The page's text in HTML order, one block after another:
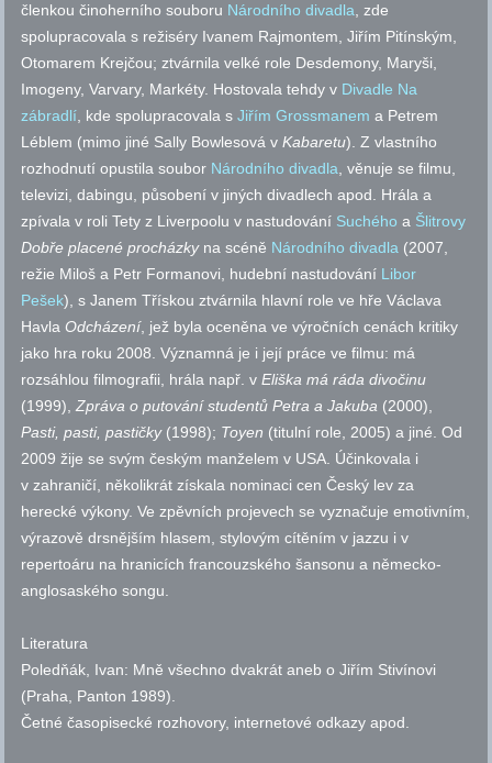
členkou činoherního souboru Národního divadla, zde
spolupracovala s režiséry Ivanem Rajmontem, Jiřím Pitínským,
Otomarem Krejčou; ztvárnila velké role Desdemony, Maryši,
Imogeny, Varvary, Markéty. Hostovala tehdy v Divadle Na
zábradlí, kde spolupracovala sJiřím Grossmanem a Petrem
Léblem (mimo jiné Sally Bowlesová vKabaretu). Z vlastního
rozhodnutí opustila soubor Národního divadla, věnuje se filmu,
televizi, dabingu, působení v jiných divadlechapod. Hrála a
zpívala v roli Tety z Liverpoolu v nastudování Suchého a Šlitrovy
Dobře placené procházkyna scéně Národního divadla (2007,
režie Miloš a Petr Formanovi, hudební nastudování Libor
Pešek), s Janem Třískou ztvárnila hlavní role ve hře Václava
Havla Odcházení, jež byla oceněna ve výročních cenách kritiky
jako hra roku 2008. Významná je i její práce ve filmu: má
rozsáhlou filmografii, hrála např. vEliška má ráda divočinu
(1999),Zpráva o putování studentů Petra a Jakuba (2000),
Pasti, pasti, pastičky(1998); Toyen (titulní role, 2005) a jiné. Od
2009 žije se svým českým manželem v USA. Účinkovala i
v zahraničí, několikrát získala nominaci cen Český lev za
herecké výkony. Ve zpěvních projevech se vyznačuje emotivním,
výrazově drsnějším hlasem, stylovým cítěním v jazzu i v
repertoáru na hranicích francouzského šansonu a německo-
anglosaského songu.
Literatura
Poledňák, Ivan: Mně všechno dvakrát aneb o Jiřím Stivínovi
(Praha, Panton 1989).
Četné časopisecké rozhovory, internetové odkazyapod.